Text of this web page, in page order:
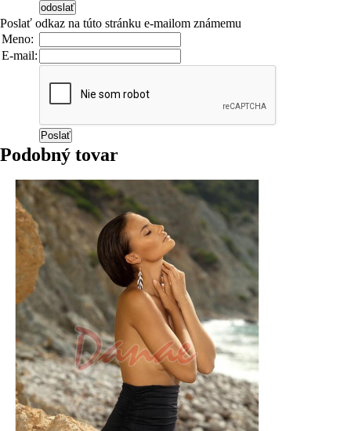
Poslať odkaz na túto stránku e-mailom známemu
Meno:
E-mail:
Podobný tovar